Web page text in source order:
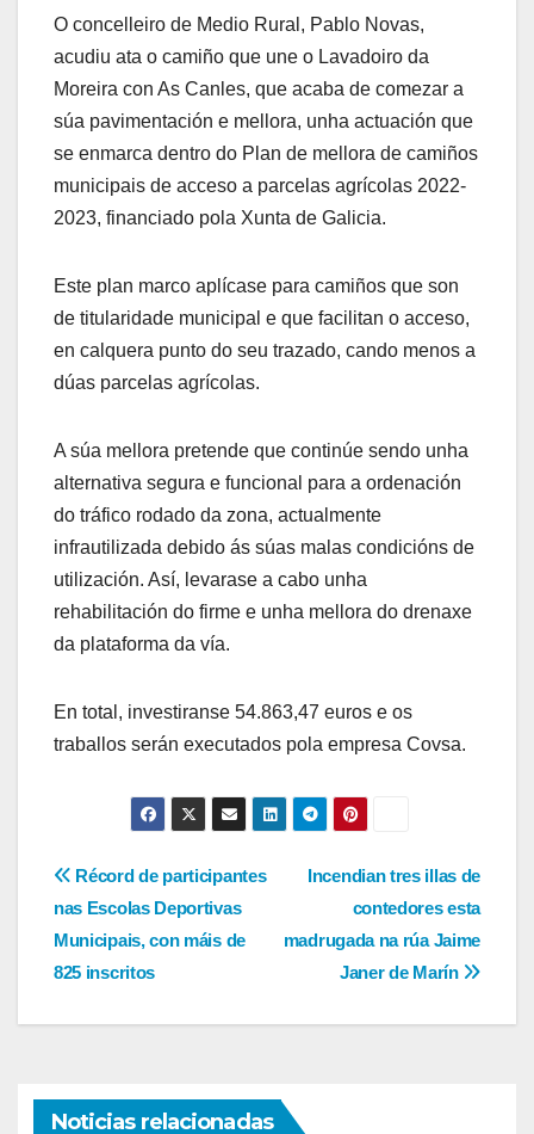
O concelleiro de Medio Rural, Pablo Novas,
acudiu ata o camiño que une o Lavadoiro da
Moreira con As Canles, que acaba de comezar a
súa pavimentación e mellora, unha actuación que
se enmarca dentro do Plan de mellora de camiños
municipais de acceso a parcelas agrícolas 2022-
2023, financiado pola Xunta de Galicia.
Este plan marco aplícase para camiños que son
de titularidade municipal e que facilitan o acceso,
en calquera punto do seu trazado, cando menos a
dúas parcelas agrícolas.
A súa mellora pretende que continúe sendo unha
alternativa segura e funcional para a ordenación
do tráfico rodado da zona, actualmente
infrautilizada debido ás súas malas condicións de
utilización. Así, levarase a cabo unha
rehabilitación do firme e unha mellora do drenaxe
da plataforma da vía.
En total, investiranse 54.863,47 euros e os
traballos serán executados pola empresa Covsa.
Navegación
de
entradas
Incendian tres illas de
contedores esta
madrugada na rúa Jaime
Janer de Marín
Récord de participantes
nas Escolas Deportivas
Municipais, con máis de
825 inscritos
Noticias relacionadas